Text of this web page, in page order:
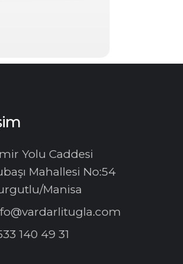
Yolu Caddesi
Mahallesi No:54
Manisa
140 49 31